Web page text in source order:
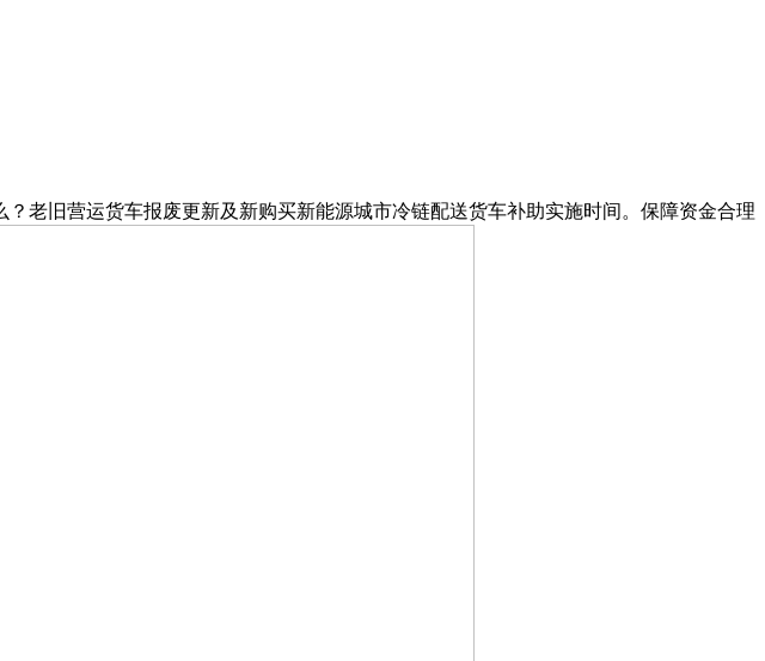
旧营运货车报废更新及新购买新能源城市冷链配送货车补助实施时间。保障资金合理